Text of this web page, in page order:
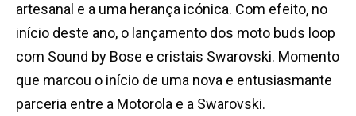
artesanal e a uma herança icónica. Com efeito, no
início deste ano, o lançamento dos moto buds loop
com Sound by Bose e cristais Swarovski. Momento
que marcou o início de uma nova e entusiasmante
parceria entre a Motorola e a Swarovski.